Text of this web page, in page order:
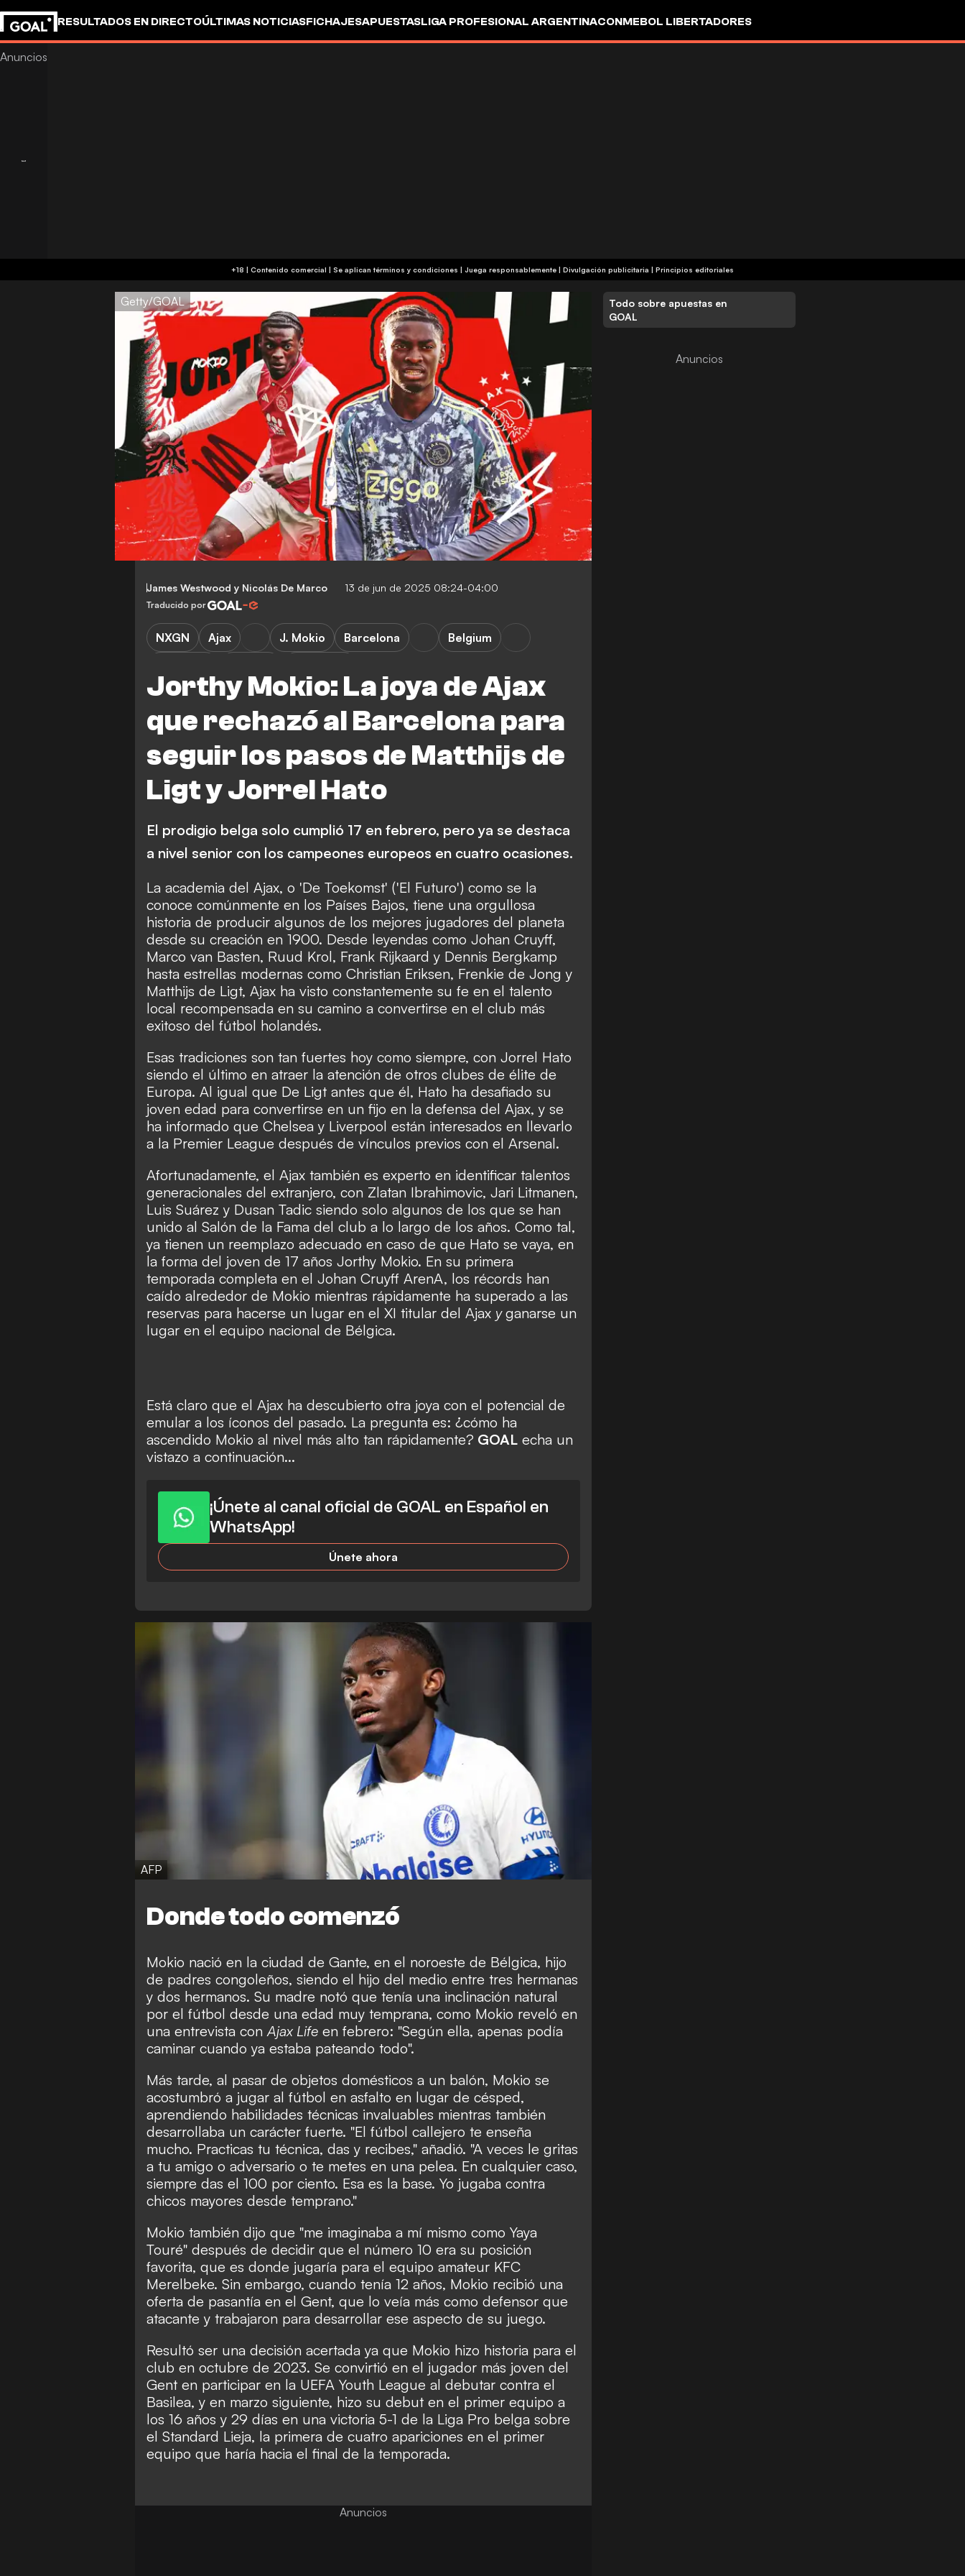
RESULTADOS EN DIRECTOÚLTIMAS NOTICIASFICHAJESAPUESTASLIGA PROFESIONAL ARGENTINACONMEBOL LIBERTADORES
+18 | Contenido comercial | Se aplican términos y condiciones | Juega responsablemente | Divulgación publicitaria | Principios editoriales
Getty/GOAL
James Westwood y Nicolás De Marco 13 de jun de 2025 08:24-04:00
Traducido por
Jorthy Mokio: La joya de Ajax
que rechazó al Barcelona para
seguir los pasos de Matthijs de
Ligt y Jorrel Hato
NXGN Ajax J. Mokio Barcelona
Belgium
El prodigio belga solo cumplió 17 en febrero, pero ya se destaca
a nivel senior con los campeones europeos en cuatro ocasiones.
La academia del Ajax, o 'De Toekomst' ('El Futuro') como se la
conoce comúnmente en los Países Bajos, tiene una orgullosa
historia de producir algunos de los mejores jugadores del planeta
desde su creación en 1900. Desde leyendas como Johan Cruyff,
Marco van Basten, Ruud Krol, Frank Rijkaard y Dennis Bergkamp
hasta estrellas modernas como Christian Eriksen, Frenkie de Jong y
Matthijs de Ligt, Ajax ha visto constantemente su fe en el talento
local recompensada en su camino a convertirse en el club más
exitoso del fútbol holandés.
Esas tradiciones son tan fuertes hoy como siempre, con Jorrel Hato
siendo el último en atraer la atención de otros clubes de élite de
Europa. Al igual que De Ligt antes que él, Hato ha desafiado su
joven edad para convertirse en un fijo en la defensa del Ajax, y se
ha informado que Chelsea y Liverpool están interesados en llevarlo
a la Premier League después de vínculos previos con el Arsenal.
Afortunadamente, el Ajax también es experto en identificar talentos
generacionales del extranjero, con Zlatan Ibrahimovic, Jari Litmanen,
Luis Suárez y Dusan Tadic siendo solo algunos de los que se han
unido al Salón de la Fama del club a lo largo de los años. Como tal,
ya tienen un reemplazo adecuado en caso de que Hato se vaya, en
la forma del joven de 17 años Jorthy Mokio. En su primera
temporada completa en el Johan Cruyff ArenA, los récords han
caído alrededor de Mokio mientras rápidamente ha superado a las
reservas para hacerse un lugar en el XI titular del Ajax yganarse un
lugar en el equipo nacional de Bélgica.
Está claro que el Ajax ha descubierto otra joya con el potencial de
emular a los íconos del pasado. La pregunta es: ¿cómo ha
ascendido Mokio al nivel más alto tan rápidamente? GOAL echa un
vistazo a continuación...
¡Únete al canal oficial de GOAL en Español en
WhatsApp!
Únete ahora
AFP
Donde todo comenzó
Mokio nació en la ciudad de Gante, en el noroeste de Bélgica, hijo
de padres congoleños, siendo el hijo del medio entre tres hermanas
y dos hermanos. Su madre notó que tenía una inclinación natural
por el fútbol desde una edad muy temprana, como Mokio reveló en
una entrevista con Ajax Life en febrero: "Según ella, apenas podía
caminar cuando ya estaba pateando todo".
Más tarde, al pasar de objetos domésticos a un balón, Mokio se
acostumbró a jugar al fútbol en asfalto en lugar de césped,
aprendiendo habilidades técnicas invaluables mientras también
desarrollaba un carácter fuerte. "El fútbol callejero te enseña
mucho. Practicas tu técnica, das y recibes," añadió. "A veces le gritas
a tu amigo o adversario o te metes en una pelea. En cualquier caso,
siempre das el 100 por ciento. Esa es la base. Yo jugaba contra
chicos mayores desde temprano."
Mokio también dijo que "me imaginaba a mí mismo como Yaya
Touré" después de decidir que el número 10 era su posición
favorita, que es donde jugaría para el equipo amateur KFC
Merelbeke. Sin embargo, cuando tenía 12 años, Mokio recibió una
oferta de pasantía en el Gent, que lo veía más como defensor que
atacante y trabajaron para desarrollar ese aspecto de su juego.
Resultó ser una decisión acertada ya que Mokio hizo historia para el
club en octubre de 2023. Se convirtió en el jugador más joven del
Gent en participar en la UEFA Youth League al debutar contra el
Basilea, y en marzo siguiente, hizo su debut en el primer equipo a
los 16 años y 29 días en una victoria 5-1 de la Liga Pro belga sobre
el Standard Lieja, la primera de cuatro apariciones en el primer
equipo que haría hacia el final de la temporada.
Anuncios
Todo sobre apuestas en
GOAL